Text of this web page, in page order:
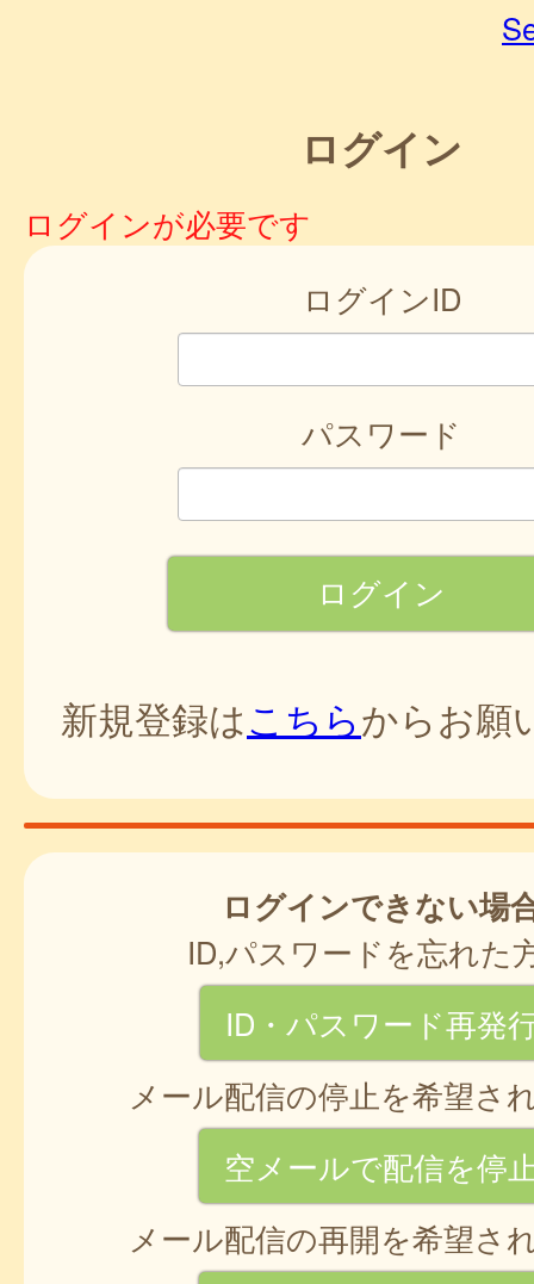
ログイン
ログインが必要です
ログインID
パスワード
新規登録はこちらからお願
ログインできない場
ID,パスワードを忘れた
ID・パスワード再発
メール配信の停止を希望さ
空メールで配信を停
メール配信の再開を希望さ